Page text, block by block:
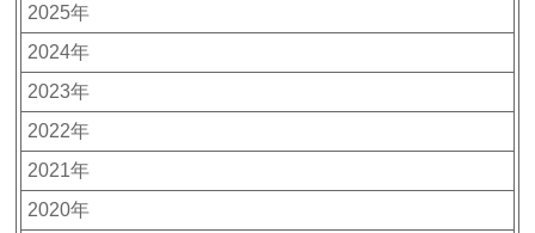
2025年
2024年
2023年
2022年
2021年
2020年